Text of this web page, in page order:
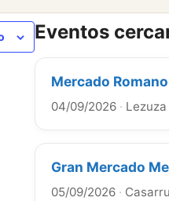
Eventos
Mercado
04/09/2026 · Lezuza
Gran Mercado
05/09/2026 ·